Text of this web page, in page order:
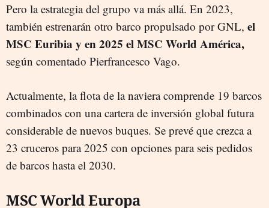
Pero la estrategia del grupo va más allá. En 2023,
también estrenarán otro barco propulsado por GNL, el
MSC Euribia y en 2025 el MSC World América,
según comentado Pierfrancesco Vago.
Actualmente, la flota de la naviera comprende 19 barcos
combinados con una cartera de inversión global futura
considerable de nuevos buques. Se prevé que crezca a
23 cruceros para 2025 con opciones para seis pedidos
de barcos hasta el 2030.
MSC World Europa